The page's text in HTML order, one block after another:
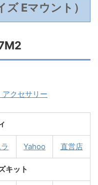
Eマウント）
クセサリー
Yahoo 直営店
キット